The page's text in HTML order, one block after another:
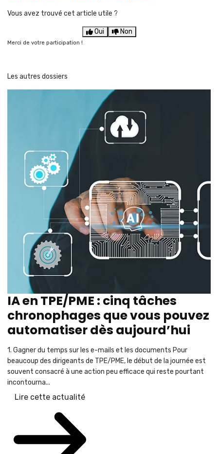
Vous avez trouvé cet article utile ?
Oui Non
Merci de votre participation !
Les autres dossiers
IA en TPE/PME : cinq tâches
chronophages que vous pouvez
automatiser dès aujourd’hui
1. Gagner du temps sur les e-mails et les documents Pour
beaucoup des dirigeants de TPE/PME, le début de la journée est
souvent consacré à une action peu efficace qui reste pourtant
incontourna...
Lire cette actualité